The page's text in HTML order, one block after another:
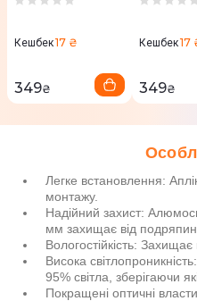
Кешбек17 ₴
349₴
Кешбек17
349₴
Легке встановлення:
монтажу.
Надійний захист:
мм захищає від подряпин
Вологостійкість:
Висока
95% світла, зберігаючи
Покращені оптичні